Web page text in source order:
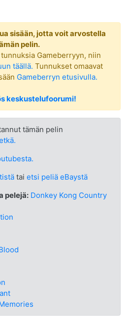
sisään, jotta voit arvostella
pelin.
Gameberryyn, niin
täällä. Tunnukset omaavat
Gameberryn etusivulla.
keskustelufoorumi!
tämän pelin
tai etsi peliä eBaystä
pelejä: Donkey Kong Country